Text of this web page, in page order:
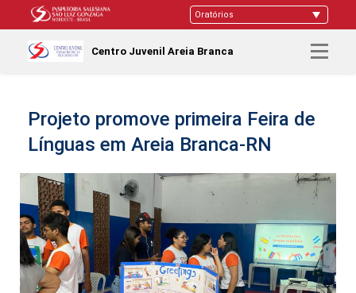
Centro Juvenil Areia Branca
Projeto promove primeira Feira de
Línguas em Areia Branca-RN